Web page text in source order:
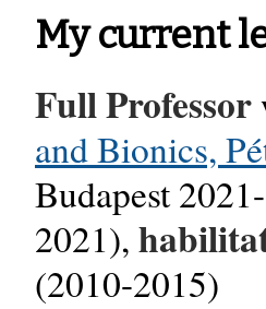
My current
Full Professor
and Bionics,
Budapest
2021),
(2010-2015)